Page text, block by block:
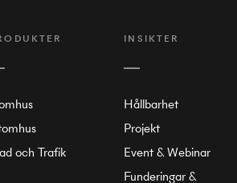
och Trafik
INSIKTER
Hållbarhet
Projekt
Event & Webinar
Funderingar &